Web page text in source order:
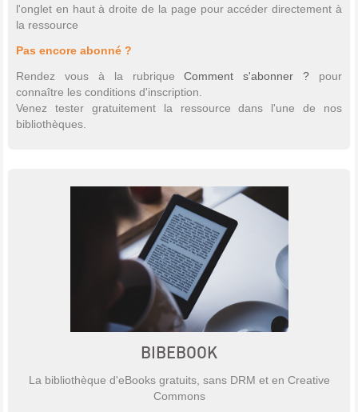
l'onglet en haut à droite de la page pour accéder directement à
la ressource
Pas encore abonné ?
Rendez vous à la rubriqueComment s'abonner ? pour
connaître les conditions d'inscription.
Venez tester gratuitement la ressource dans l'une de nos
bibliothèques.
BIBEBOOK
La bibliothèque d'eBooks gratuits, sans DRM et en Creative
Commons